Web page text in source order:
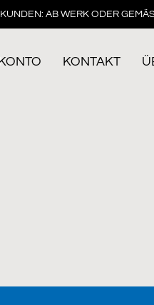
AB WERK ODER
KONTAKT